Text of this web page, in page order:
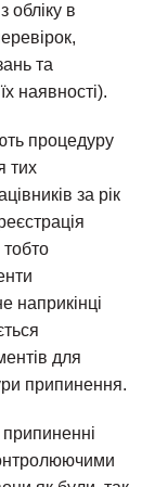
обліку в
та
наявності).
процедуру
тих
за рік
наприкінці
для
припинення.